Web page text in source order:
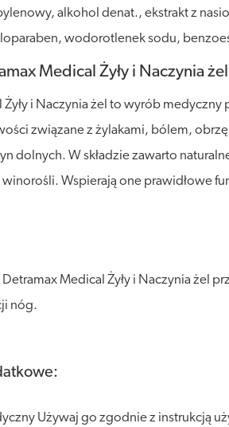
alkohol denat., ekstrakt z
wodorotlenek sodu,
Medical Żyły i Naczynia
Żyły i Naczynia żel to wyrób
związane z żylakami, bólem,
dolnych. W składzie zawarto
winorośli. Wspierają one prawidłowe
Medical Żyły i Naczynia żel
nóg.
Używaj go zgodnie z instrukcją